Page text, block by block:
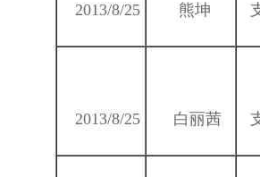
2013/8/25 熊坤
2013/8/25 白丽茜